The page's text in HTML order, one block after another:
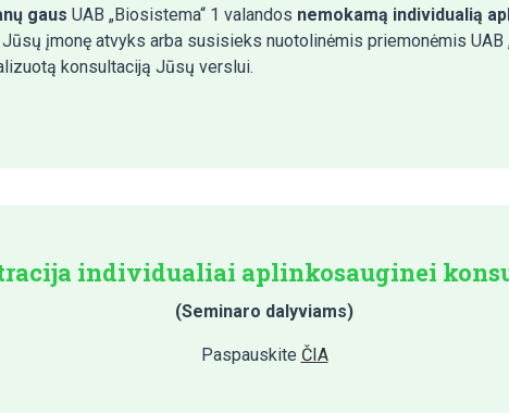
gaus UAB „Biosistema“ 1 valandos nemokamą individualią
įmonę atvyks arba susisieks nuotolinėmis priemonėmis UAB
konsultaciją Jūsų verslui.
individualiai aplinkosauginei
(Seminaro dalyviams)
Paspauskite ČIA